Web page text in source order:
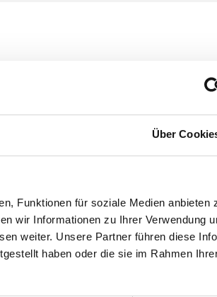
Über
Funktionen für soziale Medien anbieten
wir Informationen zu Ihrer Verwendung
weiter. Unsere Partner führen diese
haben oder die sie im Rahmen
RH
°C